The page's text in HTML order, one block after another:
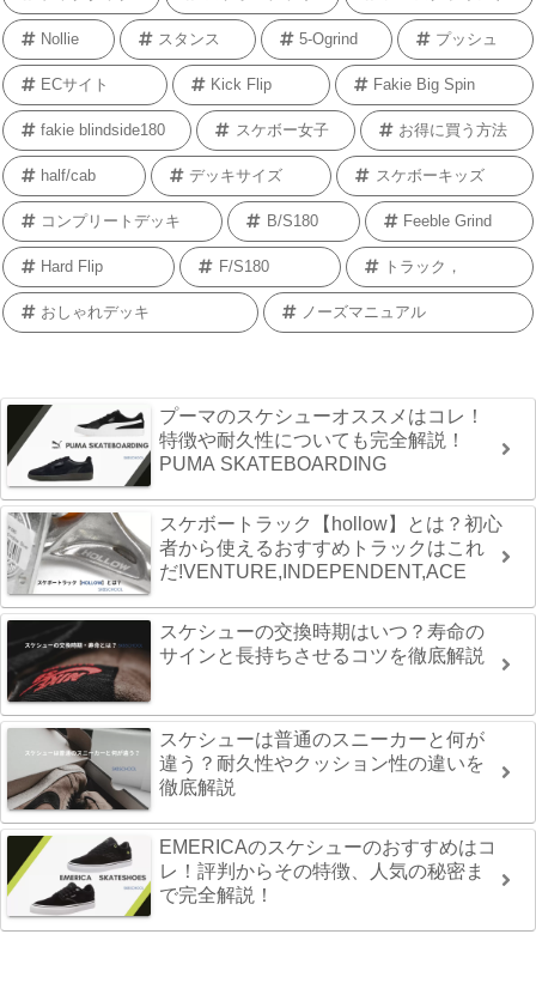
Nollie スタンス 5-Ogrind プッシュ
ECサイト Kick Flip Fakie Big Spin
fakie blindside180 スケボー女子 お得に買う方法
half/cab デッキサイズ スケボーキッズ
コンプリートデッキ B/S180 Feeble Grind
Hard Flip F/S180 トラック，
おしゃれデッキ ノーズマニュアル
プーマのスケシューオススメはコレ！
特徴や耐久性についても完全解説！
PUMA SKATEBOARDING
スケボートラック【hollow】とは？初心
者から使えるおすすめトラックはこれ
だ!VENTURE,INDEPENDENT,ACE
スケシューの交換時期はいつ？寿命の
サインと長持ちさせるコツを徹底解説
スケシューは普通のスニーカーと何が
違う？耐久性やクッション性の違いを
徹底解説
EMERICAのスケシューのおすすめはコ
レ！評判からその特徴、人気の秘密ま
で完全解説！